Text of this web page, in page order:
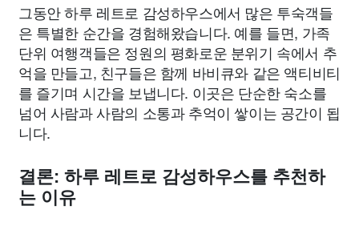
그동안 하루 레트로 감성하우스에서 많은 투숙객들
은 특별한 순간을 경험해왔습니다. 예를 들면, 가족
단위 여행객들은 정원의 평화로운 분위기 속에서 추
억을 만들고, 친구들은 함께 바비큐와 같은 액티비티
를 즐기며 시간을 보냅니다. 이곳은 단순한 숙소를
넘어 사람과 사람의 소통과 추억이 쌓이는 공간이 됩
니다.
결론: 하루 레트로 감성하우스를 추천하
는 이유